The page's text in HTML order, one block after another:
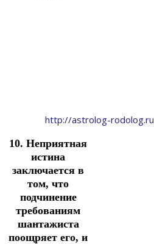
http://astrolog-rodolog.ru
10. Неприятная
истина
заключается в
том, что
подчинение
требованиям
шантажиста
поощряет его, и